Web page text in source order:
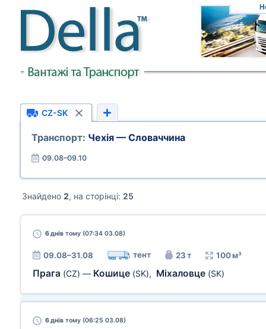
CZ-SK
Транспорт: Чехія — Словаччина
09.08–09.10
Знайдено 2, на сторінці: 25
6 днів тому (07:34 03.08)
09.08–31.08 тент 23 т 100 м³
Прага (CZ) — Кошице (SK), Міхаловце (SK)
6 днів тому (06:25 03.08)